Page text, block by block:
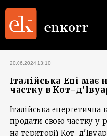
20.06.2024 13:10
Італійська Eni має
частку в Кот-
Італійська
продати свою частку у
на території Кот-